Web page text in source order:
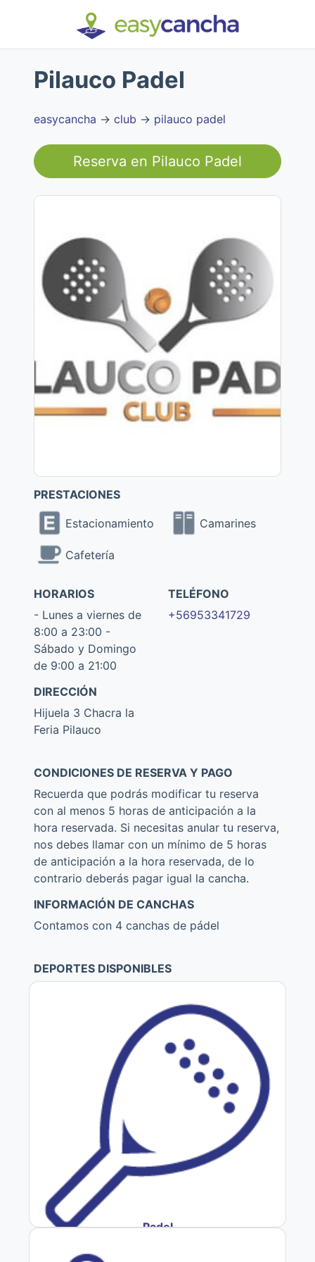
Pilauco Padel
easycancha → club → pilauco padel
Reserva en Pilauco Padel
PRESTACIONES
Estacionamiento Camarines
Cafetería
HORARIOS
- Lunes a viernes de
8:00 a 23:00 -
Sábado y Domingo
de 9:00 a 21:00
TELÉFONO
+56953341729
DIRECCIÓN
Hijuela 3 Chacra la
Feria Pilauco
CONDICIONES DE RESERVA Y PAGO
Recuerda que podrás modificar tu reserva
con al menos 5 horas de anticipación a la
hora reservada. Si necesitas anular tu reserva,
nos debes llamar con un mínimo de 5 horas
de anticipación a la hora reservada, de lo
contrario deberás pagar igual la cancha.
INFORMACIÓN DE CANCHAS
Contamos con 4 canchas de pádel
DEPORTES DISPONIBLES
Padel